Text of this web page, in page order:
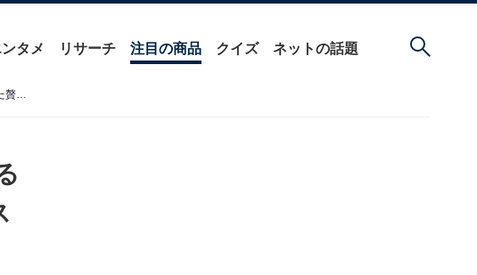
タメ リサーチ 注目の商品 クイズ ネットの話題
【楽天トラベル宿クーポン】「湯川温泉 四季彩の宿 ふる里」が今だけ特別価格に！ 大自然に包まれた贅沢温泉ステイ【10月17日】